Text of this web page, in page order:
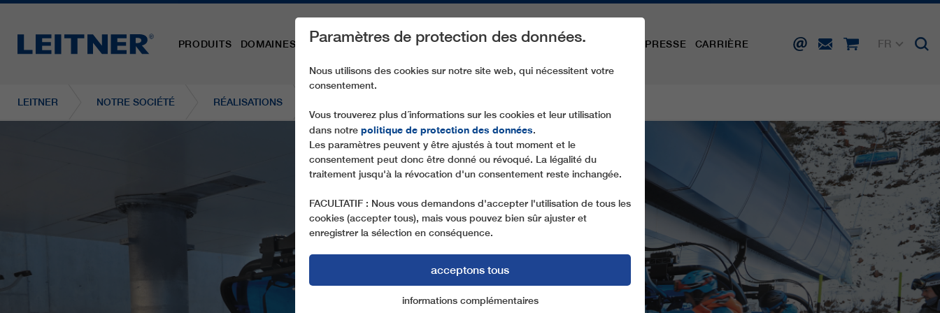
PRODUITS DOMAINES D´ACTIVITÉS PIÈCES DE RECHANGE SERVICE NOTRE SOCIÉTÉ PRESSE CARRIÈRE
FR
LEITNER NOTRE SOCIÉTÉ RÉALISATIONS
Paramètres de protection des données.
Nous utilisons des cookies sur notre site web, qui nécessitent votre
consentement.
Vous trouverez plus d´informations sur les cookies et leur utilisation
dans notre politique de protection des données.
Les paramètres peuvent y être ajustés à tout moment et le
consentement peut donc être donné ou révoqué. La légalité du
traitement jusqu'à la révocation d'un consentement reste inchangée.
FACULTATIF : Nous vous demandons d'accepter l'utilisation de tous les
cookies (accepter tous), mais vous pouvez bien sûr ajuster et
enregistrer la sélection en conséquence.
acceptons tous
cookies essentiels Marketing
informations complémentaires